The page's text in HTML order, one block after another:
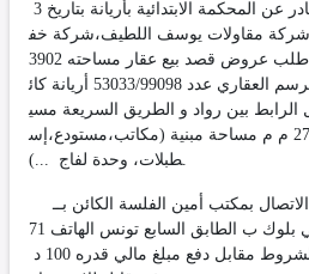
فلسة شركة مقاولات يوسف اللطيف،شركة خف
ية الاسم في حالة فلسة عن طلب عروض قصد بيع عقار مساحته 3902
8 متر مربع و هو قطعة من الرسم العقاري عدد 53033/99098 أريانة كائ
بين رواد و الطريق السريعة مسي
جة بسياج من الآجر منها 2781,8 م م مساحة مبنية (مكاتب،مستودع،إس
طبلات، وحدة لفاج ...).
بمكتب أمين الفلسة الكائن بــ
بلوك ب الطابق السابع
تونس الهاتف 71
830168 قصد سحب كرّاس الشروط مقابل دفع مبلغ مالي قدره 100 د